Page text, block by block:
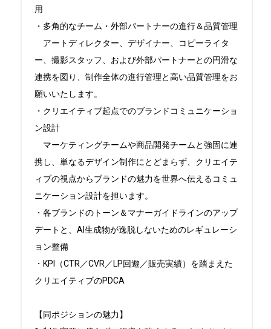
用
・多角的なチーム・外部パートナーの進行＆品質管理
アートディレクター、デザイナー、コピーライタ
ー、撮影スタッフ、および外部パートナーとの円滑な
連携を図り、制作全体の進行管理と高い品質管理をお
願いいたします。
・クリエイティブ起点でのブランドコミュニケーショ
ン設計
マーケティングチームや商品開発チームと強固に連
携し、単なるデザイン制作にとどまらず、クリエイテ
ィブの視点からブランドの魅力を世界へ伝えるコミュ
ニケーション設計を担います。
・各ブランドのトーン＆マナーガイドラインのアップ
デートと、AI生成物が逸脱しないためのレギュレーシ
ョン整備
・KPI（CTR／CVR／LP回遊／販売実績）を踏まえた
クリエイティブのPDCA
【同ポジションの魅力】